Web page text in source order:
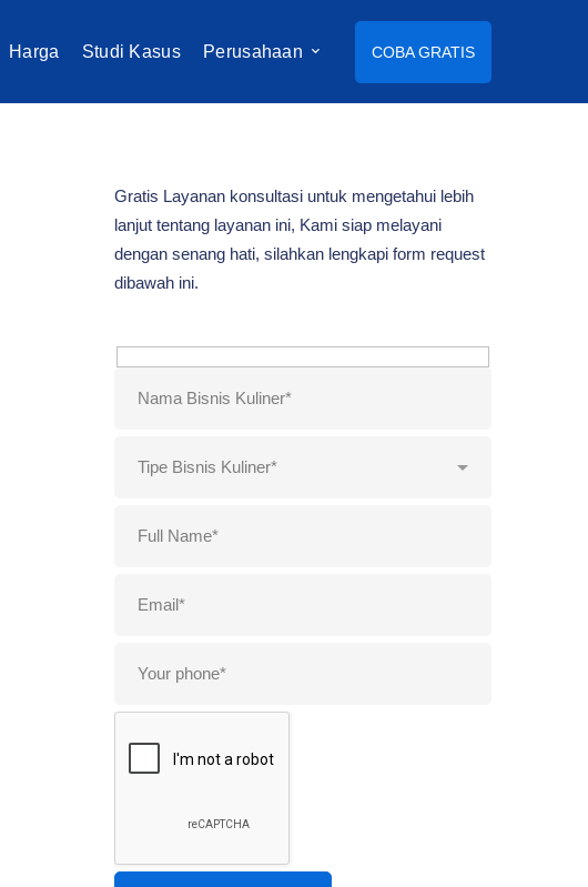
Harga Studi Kasus Perusahaan COBA GRATIS
Gratis Layanan konsultasi untuk mengetahui lebih
lanjut tentang layanan ini, Kami siap melayani
dengan senang hati, silahkan lengkapi form request
dibawah ini.